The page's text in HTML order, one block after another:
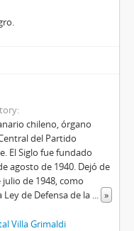
chileno, órgano
del Partido
El Siglo fue fundado
agosto de 1940. Dejó de
de 1948, como
Ley de Defensa de la ... »
Villa Grimaldi